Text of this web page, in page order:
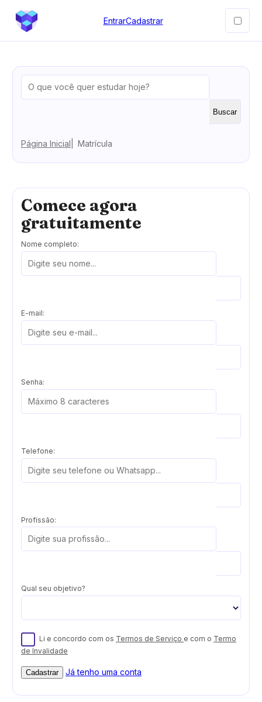
EntrarCadastrar
Buscar
Página Inicial Matrícula
Comece agora
gratuitamente
Nome completo:
E-mail:
Senha:
Telefone:
Profissão:
Qual seu objetivo?
Li e concordo com os Termos de Serviço e com o Termo
de Invalidade
Cadastrar Já tenho uma conta